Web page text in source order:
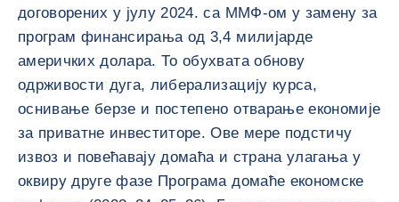
договорених у јулу 2024. са ММФ-ом у замену за
програм финансирања од 3,4 милијарде
америчких долара. То обухвата обнову
одрживости дуга, либерализацију курса,
оснивање берзе и постепено отварање економије
за приватне инвеститоре. Ове мере подстичу
извоз и повећавају домаћа и страна улагања у
оквиру друге фазе Програма домаће економске